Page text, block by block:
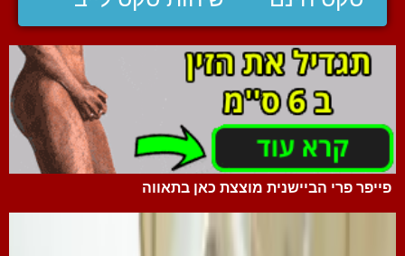
פייפר פרי הביישנית מוצצת כאן בתאווה